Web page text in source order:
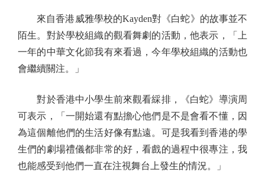
來自香港威雅學校的Kayden對《白蛇》的故事並不
陌生。對於學校組織的觀看舞劇的活動，他表示，「上
一年的中華文化節我有來看過，今年學校組織的活動也
會繼續關注。」
對於香港中小學生前來觀看綵排，《白蛇》導演周
可表示，「一開始還有點擔心他們是不是會看不懂，因
為這個離他們的生活好像有點遠。可是我看到香港的學
生們的劇場禮儀都非常的好，看戲的過程中很專注，我
也能感受到他們一直在注視舞台上發生的情況。」